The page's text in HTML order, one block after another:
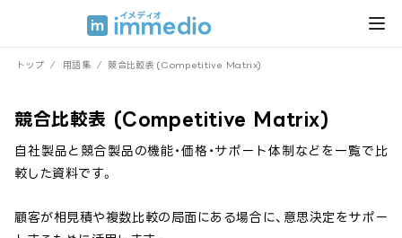
トップ / 用語集 / 競合比較表 (Competitive Matrix)
競合比較表 (Competitive Matrix)
自社製品と競合製品の機能・価格・サポート体制などを一覧で比
較した資料です。
顧客が相見積や複数比較の局面にある場合に、意思決定をサポー